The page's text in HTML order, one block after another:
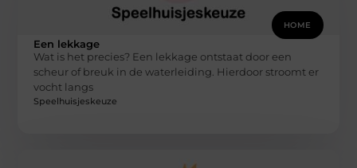
HOME
Een lekkage
Wat is het precies? Een lekkage ontstaat door een
scheur of breuk in de waterleiding. Hierdoor stroomt er
vocht langs
Speelhuisjeskeuze